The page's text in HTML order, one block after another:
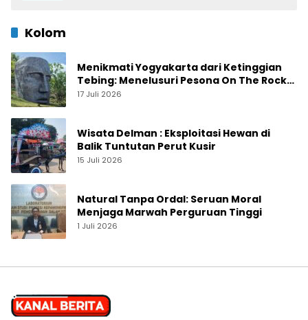
Kolom
Menikmati Yogyakarta dari Ketinggian
Tebing: Menelusuri Pesona On The Rock
Jogja yang Sedang Naik Daun
17 Juli 2026
Wisata Delman : Eksploitasi Hewan di
Balik Tuntutan Perut Kusir
15 Juli 2026
Natural Tanpa Ordal: Seruan Moral
Menjaga Marwah Perguruan Tinggi
1 Juli 2026